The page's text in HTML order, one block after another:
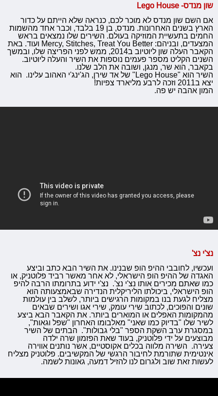
שון מנדס- Lego House
אם השם שון מנדס לא מוכר לכם, כנראה שלא הייתם על כדור
הארץ בשנים האחרונות. מנדס, בן 19 בלבד, וכבר אחד מהשמות
החמים בתעשיית המוזיקה בעולם. השירים שלו נמצאים בראש
המצעדים, ובניהם: Mercy, Stitches, Treat You Better ועוד. באת
הקאבר העלה שון ליוטיוב ב2014, ממש לפני הפריצה שלו, ובמשך
השנים הקליט מספר פעמים נוספות את השיר והעלה ליוטיוב.
בקאבר, הוא שר, מנגן, ושובה את הלב שלנו.
השיר הוא "Lego House" של אד שירן, הג'ינג'י האהוב עלינו. הוא
יצא ב2011 וזכה לרבע מליארד צפיות!
המון אהבה יש פה.
נצ'י נצ'
ועכשיו, לחובבי ההיפ הופ שבנינו. את השיר הבא כתב וביצע
האגדה של ההיפ הופ הישראלי, לא אחר מאשר רביד פלוטניק, או
כמו שאתם מכירים אותו נצ'י נצ'. נצ'י ידוע בתרומתו הרבה להיפ
הופ הישראלי, ביכולתו הליריקלית הנדירה שבאמצעותה הוא
מצליח לגעת בנו במקומות הרגישים ביותר, לשלב בין עולמות
שונים והפוכים, לכתוב שירי עומק, שירי אגו ושירים שבאים
מהמקומות האפלים או המוארים ביותר. את הקאבר הבא ביצע
לשיר שלו "בדיוק כמו שאני" מאלבומו האחרון "שפל וגאות",
במסגרת ערב השקת הספר "בלי גבולות". הבתים של השיר
מבוצעים על ידי פלוטניק, בעוד שאת הפזמון שרה ילדה
צעירה. השירה מלווה בכלים אקוסטיים, אשר נותנים אווירה
אינטימית שתורמת לחיבור הרגשי של המקשיבים. פלוטניק מצליח
לעשות זאת שוב ולגרום לנו להזיל דמעה, גאונות לשמה.